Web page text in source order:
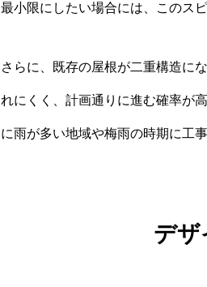
最小限にしたい場合には、このス
さらに、既存の屋根が二重構造に
れにくく、計画通りに進む確率が
に雨が多い地域や梅雨の時期に工
デザ